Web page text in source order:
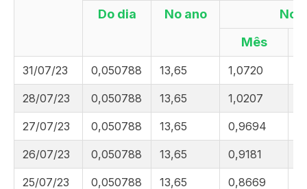
Do dia No ano
No
Mês
31/07/23 0,050788 13,65 1,0720
28/07/23 0,050788 13,65 1,0207
27/07/23 0,050788 13,65 0,9694
26/07/23 0,050788 13,65 0,9181
25/07/23 0,050788 13,65 0,8669